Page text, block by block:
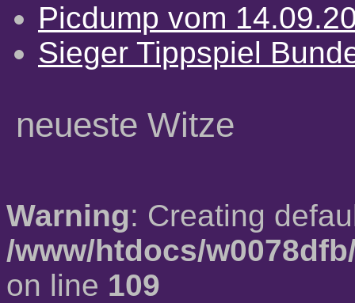
Picdump vom
Sieger Tippspiel
neueste Witze
Warning: Creating
/www/htdocs/
on line 109